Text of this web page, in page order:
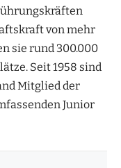
von mehr
sie rund 300.000
Seit 1958 sind
Mitglied der
Junior